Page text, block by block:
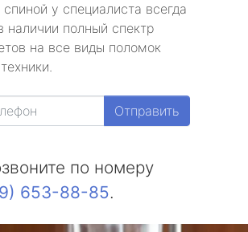
у специалиста всегда
наличии полный спектр
на все виды поломок
Отправить
по номеру
653-88-85.